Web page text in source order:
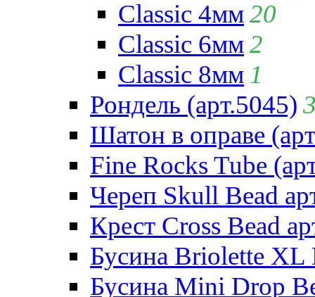
Classic 4мм20
Classic 6мм2
Classic 8мм 1
Рондель (арт.5045)
Шатон в оправе
Fine Rocks Tube
Череп Skull Bead
Крест Cross Bead
Бусина Briolette XL
Бусина Mini Drop